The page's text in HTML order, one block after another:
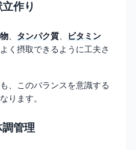
作り
タンパク質
ビタミン
く摂取できるように工夫さ
、このバランスを意識する
ります。
管理